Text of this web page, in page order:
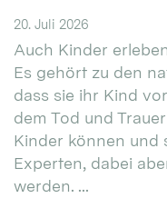
20. Juli 2026
Auch Kinder
Es gehört zu den
dass sie ihr Kind
dem Tod und
Kinder können und
Experten, dabei
werden. ...